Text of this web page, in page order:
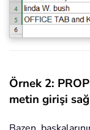
Örnek 2:
metin girişi